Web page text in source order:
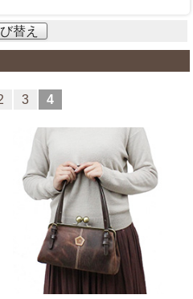
替え
3 4